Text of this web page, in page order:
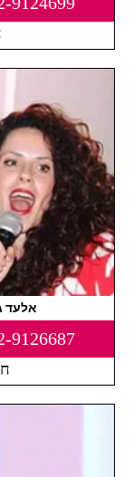
אלעד
9126687